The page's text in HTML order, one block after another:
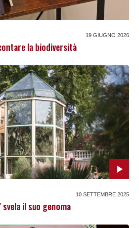
19 GIUGNO 2026
la biodiversità
10 SETTEMBRE 2025
svela il suo genoma